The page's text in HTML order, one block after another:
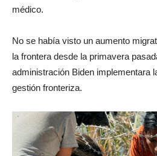
médico.
No se había visto un aumento
la frontera desde la primavera
administración Biden implementara
gestión fronteriza.